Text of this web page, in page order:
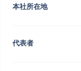
本社所在地
代表者